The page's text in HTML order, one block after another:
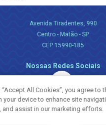
Avenida Tiradentes, 990
Centro - Matão - SP
CEP 15990-185
Nossas Redes Sociais
“Accept All Cookies”, you agree to
your device to enhance site
and assist in our marketing efforts.